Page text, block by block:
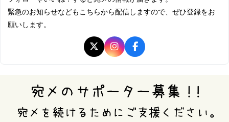
緊急のお知らせなどもこちらから配信しますので、ぜひ登録をお
願いします。